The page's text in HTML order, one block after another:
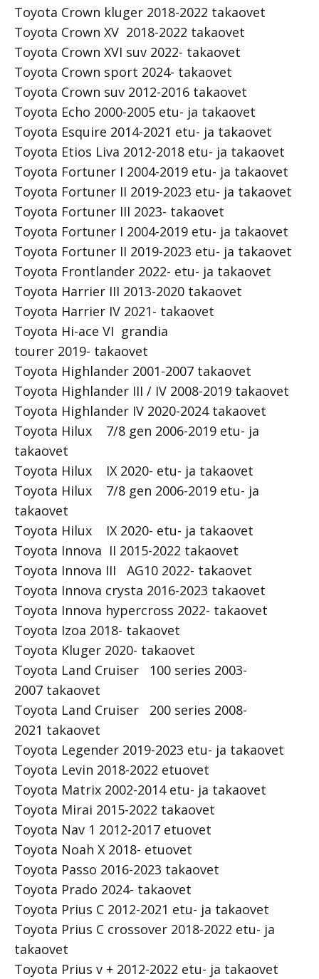
Toyota Crown kluger 2018-2022 takaovet
Toyota Crown XV 2018-2022 takaovet
Toyota Crown XVI suv 2022- takaovet
Toyota Crown sport 2024- takaovet
Toyota Crown suv 2012-2016 takaovet
Toyota Echo 2000-2005 etu- ja takaovet
Toyota Esquire 2014-2021 etu- ja takaovet
Toyota Etios Liva 2012-2018 etu- ja takaovet
Toyota Fortuner I 2004-2019 etu- ja takaovet
Toyota Fortuner II 2019-2023 etu- ja takaovet
Toyota Fortuner III 2023- takaovet
Toyota Fortuner I 2004-2019 etu- ja takaovet
Toyota Fortuner II 2019-2023 etu- ja takaovet
Toyota Frontlander 2022- etu- ja takaovet
Toyota Harrier III 2013-2020 takaovet
Toyota Harrier IV 2021- takaovet
Toyota Hi-ace VI grandia
tourer 2019- takaovet
Toyota Highlander 2001-2007 takaovet
Toyota Highlander III / IV 2008-2019 takaovet
Toyota Highlander IV 2020-2024 takaovet
Toyota Hilux 7/8 gen 2006-2019 etu- ja
takaovet
Toyota Hilux IX 2020- etu- ja takaovet
Toyota Hilux 7/8 gen 2006-2019 etu- ja
takaovet
Toyota Hilux IX 2020- etu- ja takaovet
Toyota Innova II 2015-2022 takaovet
Toyota Innova III AG10 2022- takaovet
Toyota Innova crysta 2016-2023 takaovet
Toyota Innova hypercross 2022- takaovet
Toyota Izoa 2018- takaovet
Toyota Kluger 2020- takaovet
Toyota Land Cruiser 100 series 2003-
2007 takaovet
Toyota Land Cruiser 200 series 2008-
2021 takaovet
Toyota Legender 2019-2023 etu- ja takaovet
Toyota Levin 2018-2022 etuovet
Toyota Matrix 2002-2014 etu- ja takaovet
Toyota Mirai 2015-2022 takaovet
Toyota Nav 1 2012-2017 etuovet
Toyota Noah X 2018- etuovet
Toyota Passo 2016-2023 takaovet
Toyota Prado 2024- takaovet
Toyota Prius C 2012-2021 etu- ja takaovet
Toyota Prius C crossover 2018-2022 etu- ja
takaovet
Toyota Prius v + 2012-2022 etu- ja takaovet